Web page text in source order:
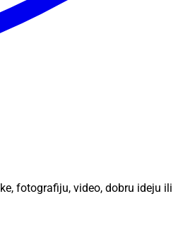
fotografiju, video, dobru ideju ili